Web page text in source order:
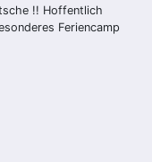
!! Hoffentlich
Feriencamp